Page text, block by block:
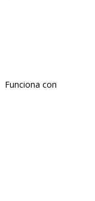
Funciona con